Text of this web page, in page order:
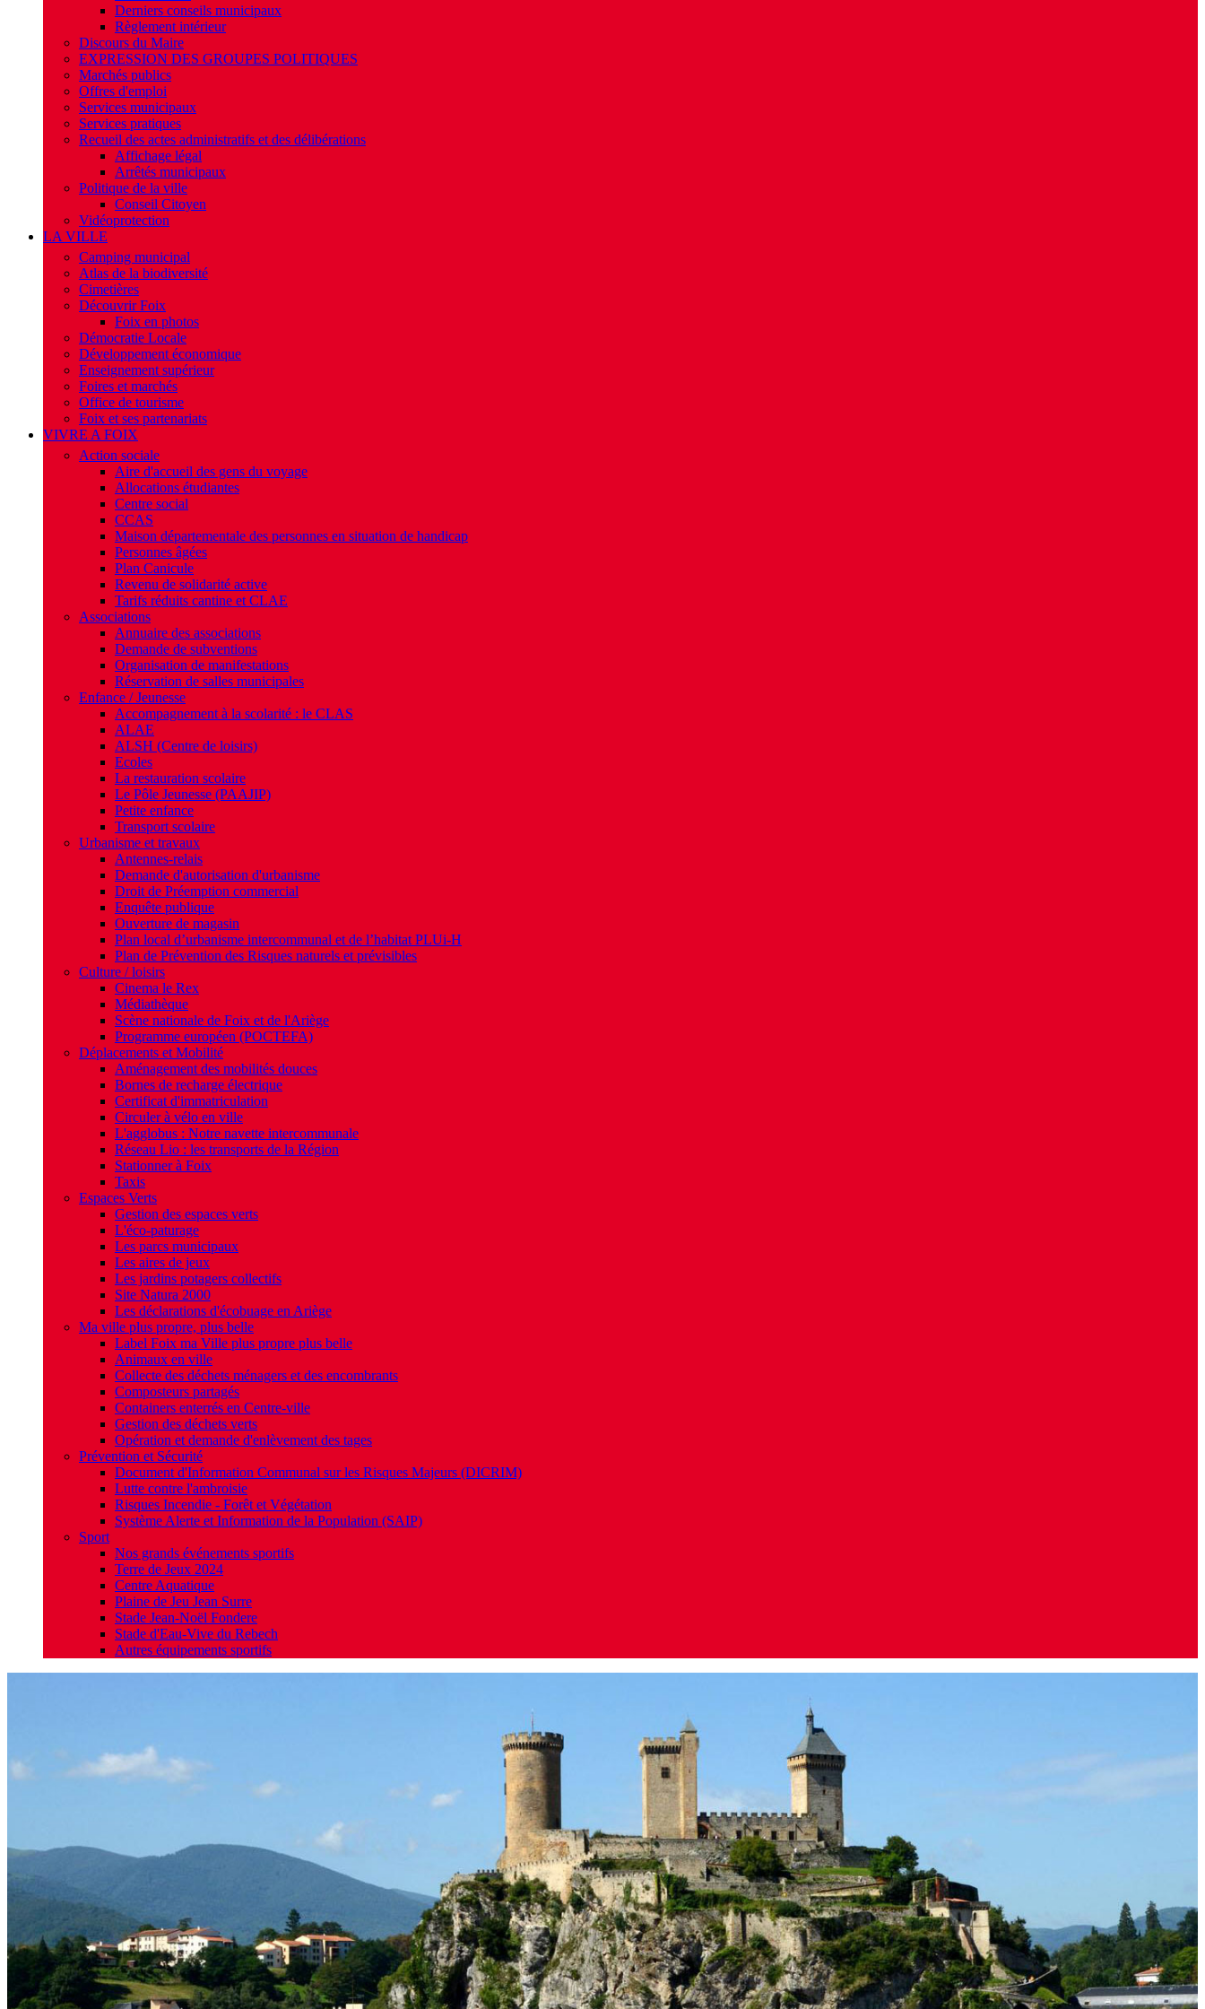
Derniers conseils municipaux
Règlement intérieur
Discours du Maire
EXPRESSION DES GROUPES POLITIQUES
Marchés publics
Offres d'emploi
Services municipaux
Services pratiques
Recueil des actes administratifs et des délibérations
Affichage légal
Arrêtés municipaux
Politique de la ville
Conseil Citoyen
Vidéoprotection
LA VILLE
Camping municipal
Atlas de la biodiversité
Cimetières
Découvrir Foix
Foix en photos
Démocratie Locale
Développement économique
Enseignement supérieur
Foires et marchés
Office de tourisme
Foix et ses partenariats
VIVRE A FOIX
Action sociale
Aire d'accueil des gens du voyage
Allocations étudiantes
Centre social
CCAS
Maison départementale des personnes en situation de handicap
Personnes âgées
Plan Canicule
Revenu de solidarité active
Tarifs réduits cantine et CLAE
Associations
Annuaire des associations
Demande de subventions
Organisation de manifestations
Réservation de salles municipales
Enfance / Jeunesse
Accompagnement à la scolarité : le CLAS
ALAE
ALSH (Centre de loisirs)
Ecoles
La restauration scolaire
Le Pôle Jeunesse (PAAJIP)
Petite enfance
Transport scolaire
Urbanisme et travaux
Antennes-relais
Demande d'autorisation d'urbanisme
Droit de Préemption commercial
Enquête publique
Ouverture de magasin
Plan local d’urbanisme intercommunal et de l’habitat PLUi-H
Plan de Prévention des Risques naturels et prévisibles
Culture / loisirs
Cinema le Rex
Médiathèque
Scène nationale de Foix et de l'Ariège
Programme européen (POCTEFA)
Déplacements et Mobilité
Aménagement des mobilités douces
Bornes de recharge électrique
Certificat d'immatriculation
Circuler à vélo en ville
L'agglobus : Notre navette intercommunale
Réseau Lio : les transports de la Région
Stationner à Foix
Taxis
Espaces Verts
Gestion des espaces verts
L'éco-paturage
Les parcs municipaux
Les aires de jeux
Les jardins potagers collectifs
Site Natura 2000
Les déclarations d'écobuage en Ariège
Ma ville plus propre, plus belle
Label Foix ma Ville plus propre plus belle
Animaux en ville
Collecte des déchets ménagers et des encombrants
Composteurs partagés
Containers enterrés en Centre-ville
Gestion des déchets verts
Opération et demande d'enlèvement des tages
Prévention et Sécurité
Document d'Information Communal sur les Risques Majeurs (DICRIM)
Lutte contre l'ambroisie
Risques Incendie - Forêt et Végétation
Système Alerte et Information de la Population (SAIP)
Sport
Nos grands événements sportifs
Terre de Jeux 2024
Centre Aquatique
Plaine de Jeu Jean Surre
Stade Jean-Noël Fondere
Stade d'Eau-Vive du Rebech
Autres équipements sportifs